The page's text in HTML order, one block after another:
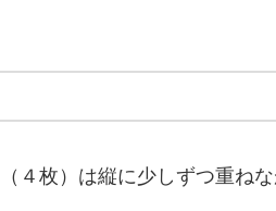
（４枚）は縦に少しずつ重ねな